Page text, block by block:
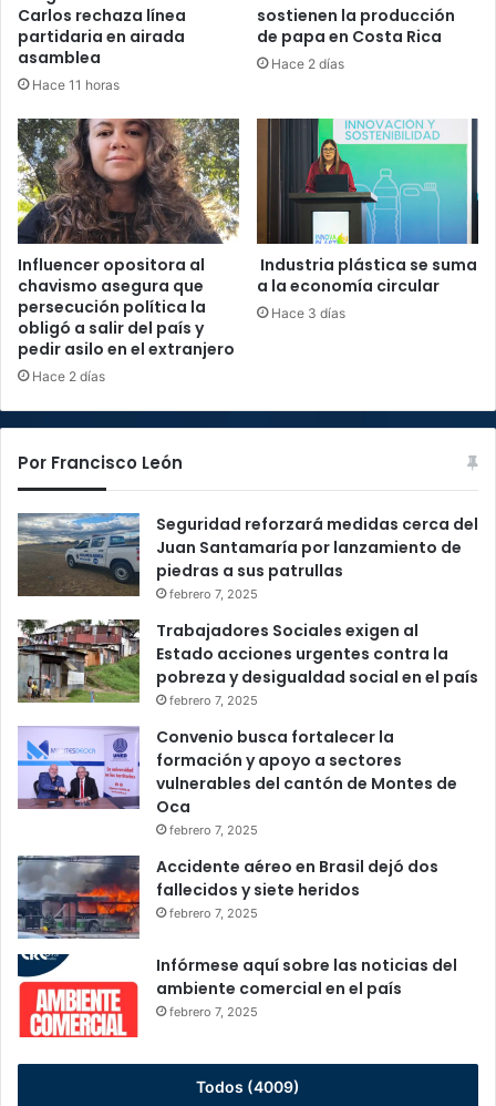
Carlos rechaza línea
partidaria en airada
asamblea
Hace 11 horas
sostienen la producción
de papa en Costa Rica
Hace 2 días
Influencer opositora al
chavismo asegura que
persecución política la
obligó a salir del país y
pedir asilo en el extranjero
Hace 2 días
Industria plástica se suma
a la economía circular
Hace 3 días
Por Francisco León
Seguridad reforzará medidas cerca del
Juan Santamaría por lanzamiento de
piedras a sus patrullas
febrero 7, 2025
Trabajadores Sociales exigen al
Estado acciones urgentes contra la
pobreza y desigualdad social en el país
febrero 7, 2025
Convenio busca fortalecer la
formación y apoyo a sectores
vulnerables del cantón de Montes de
Oca
febrero 7, 2025
Accidente aéreo en Brasil dejó dos
fallecidos y siete heridos
febrero 7, 2025
Infórmese aquí sobre las noticias del
ambiente comercial en el país
febrero 7, 2025
Todos (4009)